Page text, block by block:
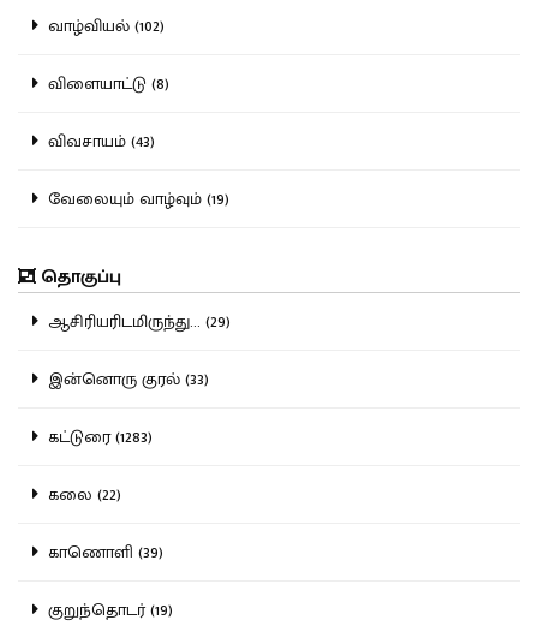
வாழ்வியல் (102)
விளையாட்டு (8)
விவசாயம் (43)
வேலையும் வாழ்வும் (19)
தொகுப்பு
ஆசிரியரிடமிருந்து... (29)
இன்னொரு குரல் (33)
கட்டுரை (1283)
கலை (22)
காணொளி (39)
குறுந்தொடர் (19)